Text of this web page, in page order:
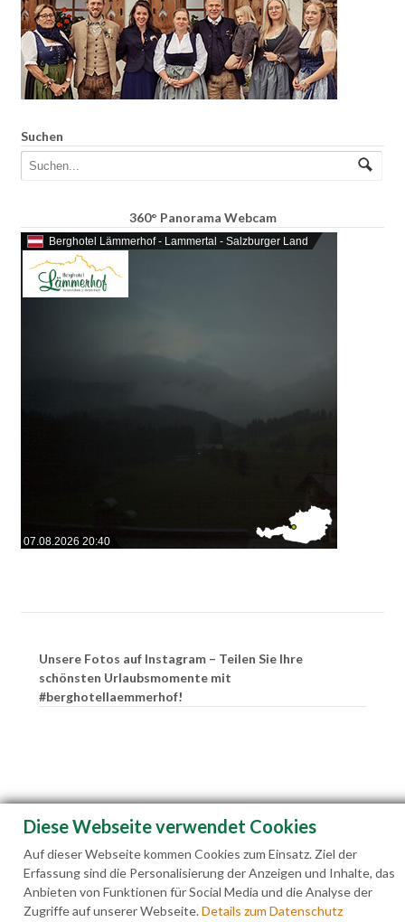
Suchen
360° Panorama Webcam
Berghotel Lämmerhof - Lammertal - Salzburger Land
07.08.2026 20:40
Unsere Fotos auf Instagram – Teilen Sie Ihre
schönsten Urlaubsmomente mit
#berghotellaemmerhof!
Diese Webseite verwendet Cookies
Auf dieser Webseite kommen Cookies zum Einsatz. Ziel der
Erfassung sind die Personalisierung der Anzeigen und Inhalte, das
Anbieten von Funktionen für Social Media und die Analyse der
Zugriffe auf unserer Webseite.Details zum Datenschutz